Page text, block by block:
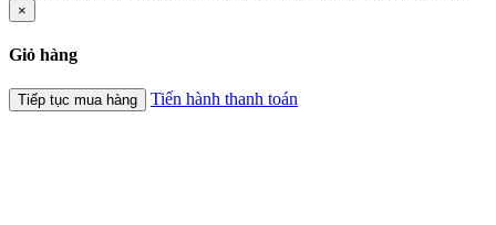
×
Giỏ hàng
Tiếp tục mua hàng Tiến hành thanh toán